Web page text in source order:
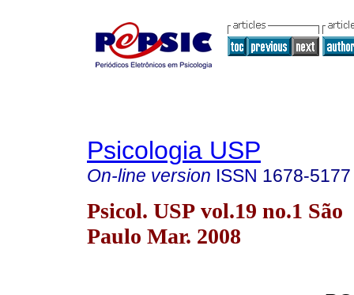
Psicologia USP
On-line version ISSN 1678-5177
Psicol. USP vol.19 no.1 São
Paulo Mar. 2008